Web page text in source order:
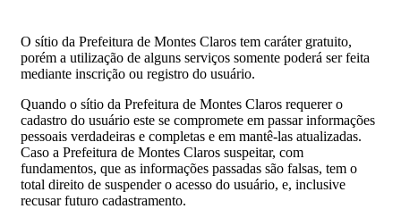
O sítio da Prefeitura de Montes Claros tem caráter gratuito,
porém a utilização de alguns serviços somente poderá ser feita
mediante inscrição ou registro do usuário.
Quando o sítio da Prefeitura de Montes Claros requerer o
cadastro do usuário este se compromete em passar informações
pessoais verdadeiras e completas e em mantê-las atualizadas.
Caso a Prefeitura de Montes Claros suspeitar, com
fundamentos, que as informações passadas são falsas, tem o
total direito de suspender o acesso do usuário, e, inclusive
recusar futuro cadastramento.